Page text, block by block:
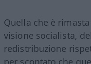
Quella che è
visione socialista,
redistribuzione
per scontato che